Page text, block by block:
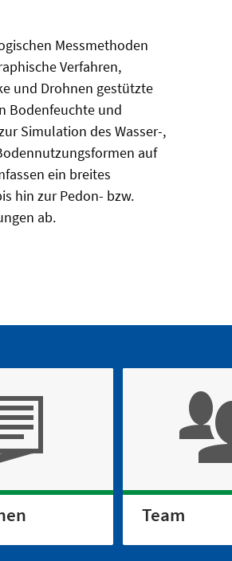
Messmethoden
Verfahren,
und Drohnen gestützte
Bodenfeuchte und
Simulation des Wasser-,
auf
ein breites
hin zur Pedon- bzw.
ab.
Team